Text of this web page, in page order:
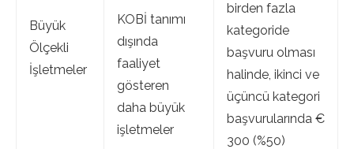
Büyük
Ölçekli
İşletmeler
KOBİ tanımı
dışında
faaliyet
gösteren
daha büyük
işletmeler
birden fazla
kategoride
başvuru olması
halinde, ikinci ve
üçüncü kategori
başvurularında €
300 (%50)